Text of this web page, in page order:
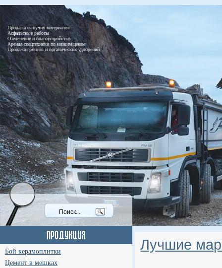
Продажа сыпучих материалов
Асфальтные работы
Озеленение и благоустройство
Аренда спецтехники по низким ценам
Продажа грунтов и органических удобрений
Бой керамоплитки
Цемент в мешках
Лучшие